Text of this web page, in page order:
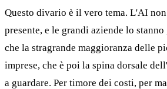
Questo divario è il vero tema. L'AI
presente, e le grandi aziende lo
che la stragrande maggioranza delle
imprese, che è poi la spina dorsale
a guardare. Per timore dei costi, per